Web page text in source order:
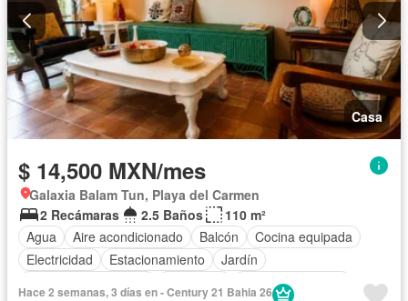
Completamente amueblado
Casa
$ 14,500 MXN/mes
Galaxia Balam Tun, Playa del Carmen
2 Recámaras
2.5 Baños
110 m²
Agua
Aire acondicionado Balcón
Cocina equipada
Electricidad
Estacionamiento
Jardín
Permite mascotas
Hace 2 semanas, 3 días en - Century 21 Bahia 26